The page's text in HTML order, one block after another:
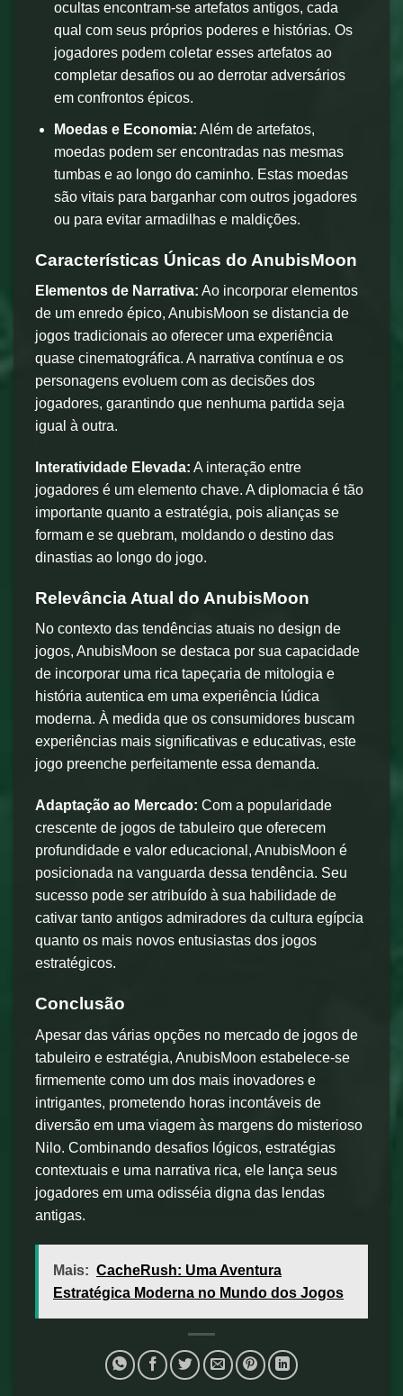
ocultas encontram-se artefatos antigos, cada
qual com seus próprios poderes e histórias. Os
jogadores podem coletar esses artefatos ao
completar desafios ou ao derrotar adversários
em confrontos épicos.
Moedas e Economia: Além de artefatos,
moedas podem ser encontradas nas mesmas
tumbas e ao longo do caminho. Estas moedas
são vitais para barganhar com outros jogadores
ou para evitar armadilhas e maldições.
Características Únicas do AnubisMoon
Elementos de Narrativa: Ao incorporar elementos
de um enredo épico, AnubisMoon se distancia de
jogos tradicionais ao oferecer uma experiência
quase cinematográfica. A narrativa contínua e os
personagens evoluem com as decisões dos
jogadores, garantindo que nenhuma partida seja
igual à outra.
Interatividade Elevada: A interação entre
jogadores é um elemento chave. A diplomacia é tão
importante quanto a estratégia, pois alianças se
formam e se quebram, moldando o destino das
dinastias ao longo do jogo.
Relevância Atual do AnubisMoon
No contexto das tendências atuais no design de
jogos, AnubisMoon se destaca por sua capacidade
de incorporar uma rica tapeçaria de mitologia e
história autentica em uma experiência lúdica
moderna. À medida que os consumidores buscam
experiências mais significativas e educativas, este
jogo preenche perfeitamente essa demanda.
Adaptação ao Mercado: Com a popularidade
crescente de jogos de tabuleiro que oferecem
profundidade e valor educacional, AnubisMoon é
posicionada na vanguarda dessa tendência. Seu
sucesso pode ser atribuído à sua habilidade de
cativar tanto antigos admiradores da cultura egípcia
quanto os mais novos entusiastas dos jogos
estratégicos.
Conclusão
Apesar das várias opções no mercado de jogos de
tabuleiro e estratégia, AnubisMoon estabelece-se
firmemente como um dos mais inovadores e
intrigantes, prometendo horas incontáveis de
diversão em uma viagem às margens do misterioso
Nilo. Combinando desafios lógicos, estratégias
contextuais e uma narrativa rica, ele lança seus
jogadores em uma odisséia digna das lendas
antigas.
Mais: CacheRush: Uma Aventura
Estratégica Moderna no Mundo dos Jogos